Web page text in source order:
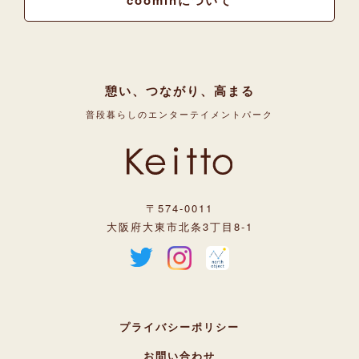
憩い、つながり、高まる
普段暮らしのエンターテイメントパーク
〒574-0011
大阪府大東市北条3丁目8-1
プライバシーポリシー
お問い合わせ